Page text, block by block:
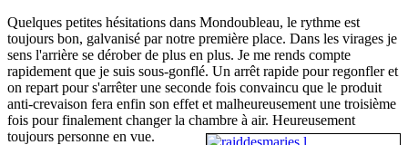
Quelques petites hésitations dans Mondoubleau, le rythme est
toujours bon, galvanisé par notre première place. Dans les virages je
sens l'arrière se dérober de plus en plus. Je me rends compte
rapidement que je suis sous-gonflé. Un arrêt rapide pour regonfler et
on repart pour s'arrêter une seconde fois convaincu que le produit
anti-crevaison fera enfin son effet et malheureusement une troisième
fois pour finalement changer la chambre à air. Heureusement
toujours personne en vue.